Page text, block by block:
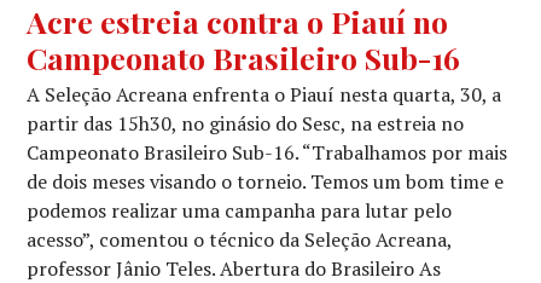
Acre estreia contra o Piauí no
Campeonato Brasileiro Sub-16
A Seleção Acreana enfrenta o Piauí nesta quarta, 30, a
partir das 15h30, no ginásio do Sesc, na estreia no
Campeonato Brasileiro Sub-16. “Trabalhamos por mais
de dois meses visando o torneio. Temos um bom time e
podemos realizar uma campanha para lutar pelo
acesso”, comentou o técnico da Seleção Acreana,
professor Jânio Teles. Abertura do Brasileiro As